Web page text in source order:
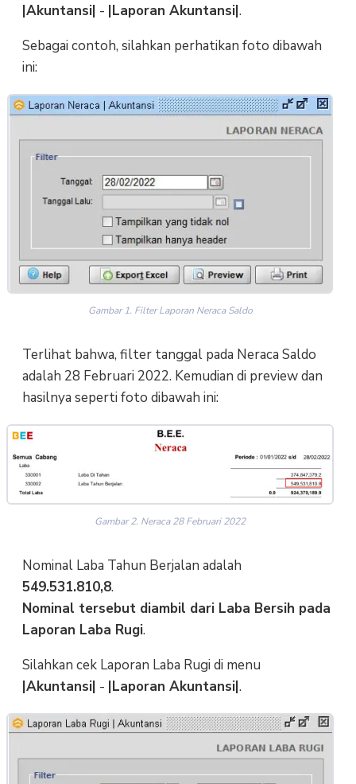
|Akuntansi| - |Laporan Akuntansi|.
Sebagai contoh, silahkan perhatikan foto dibawah
ini:
Gambar 1. Filter Laporan Neraca Saldo
Terlihat bahwa, filter tanggal pada Neraca Saldo
adalah 28 Februari 2022. Kemudian di preview dan
hasilnya seperti foto dibawah ini:
Gambar 2. Neraca 28 Februari 2022
Nominal Laba Tahun Berjalan adalah
549.531.810,8.
Nominal tersebut diambil dari Laba Bersih pada
Laporan Laba Rugi.
Silahkan cek Laporan Laba Rugi di menu
|Akuntansi| - |Laporan Akuntansi|.